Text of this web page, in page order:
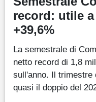
record: utile
+39,6%
La semestrale di
netto record di 1,8
sull'anno. Il trimestre
quasi il doppio del